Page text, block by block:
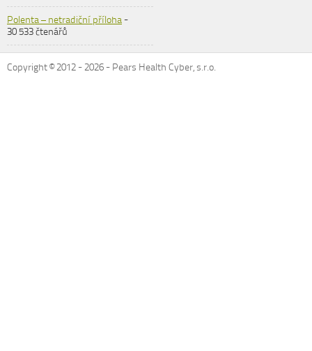
Polenta – netradiční příloha-
30 533 čtenářů
Copyright © 2012 -2026 - Pears Health Cyber, s.r.o.